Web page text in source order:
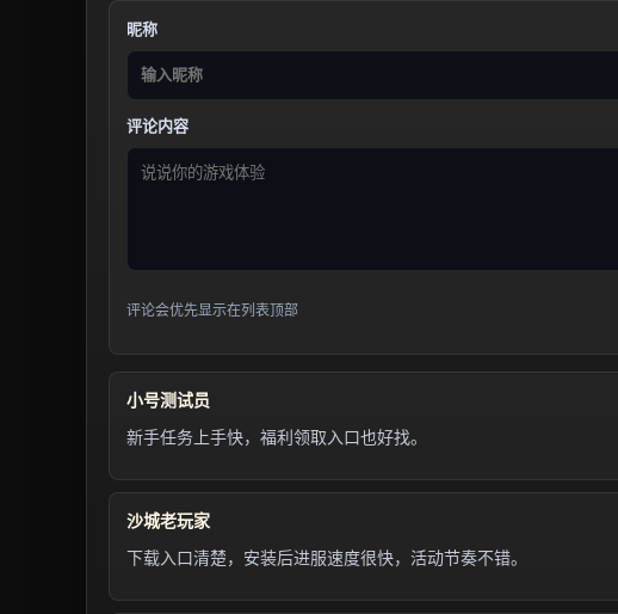
昵称
评论内容
评论会优先显示在列表顶部
小号测试员
新手任务上手快，福利领取入口也好找。
沙城老玩家
下载入口清楚，安装后进服速度很快，活动节奏不错。